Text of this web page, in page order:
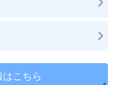
こちら